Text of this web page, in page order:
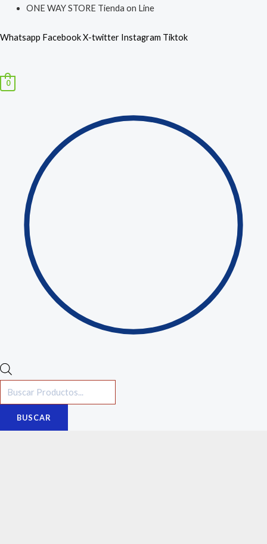
contenido
ONE WAY STORE Tienda on Line
Whatsapp FacebookX-twitter Instagram Tiktok
0
Búsqueda
productos
BUSCAR